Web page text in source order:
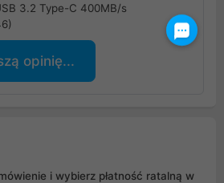
3.2 Type-C 400MB/s
opinię...
i wybierz płatność ratalną w